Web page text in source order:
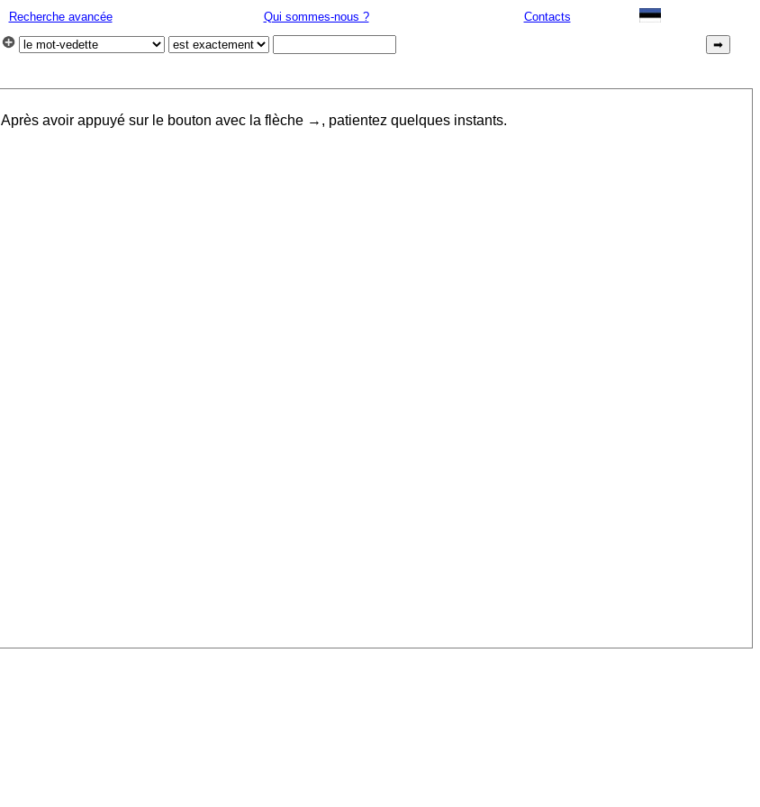
Recherche avancée Qui sommes-nous ? Contacts
Après avoir appuyé sur le bouton avec la flèche →, patientez quelques instants.